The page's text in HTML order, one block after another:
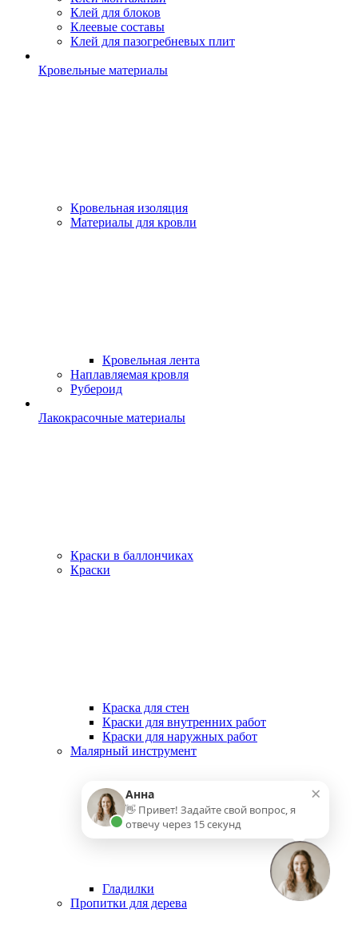
Клей для блоков
Клеевые составы
Клей для пазогребневых плит
Кровельные материалы
Кровельная изоляция
Материалы для кровли
Кровельная лента
Наплавляемая кровля
Рубероид
Лакокрасочные материалы
Краски в баллончиках
Краски
Краска для стен
Краски для внутренних работ
Краски для наружных работ
Малярный инструмент
Гладилки
Пропитки для дерева
×
Анна
👋 Привет! Задайте свой вопрос, я
отвечу через 15 секунд